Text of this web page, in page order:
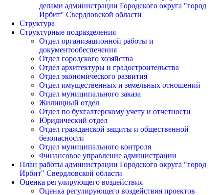
делами администрации Городского округа "город
Ирбит" Свердловской области
Структура
Структурные подразделения
Отдел организационной работы и
документообеспечения
Отдел городского хозяйства
Отдел архитектуры и градостроительства
Отдел экономического развития
Отдел имущественных и земельных отношений
Отдел муниципального заказа
Жилищный отдел
Отдел по бухгалтерскому учету и отчетности
Юридический отдел
Отдел гражданской защиты и общественной
безопасности
Отдел муниципального контроля
Финансовое управление администрации
План работы администрации Городского округа "город
Ирбит" Свердловской области
Оценка регулирующего воздействия
Оценка регулирующего воздействия проектов